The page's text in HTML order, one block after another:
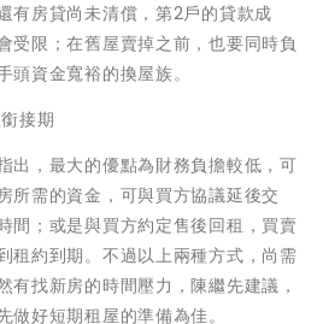
有房貸尚未清償，第2戶的貸款成
受限；在舊屋賣掉之前，也要同時負
資金寬裕的換屋族。
接期
出，最大的優點為財務負擔較低，可
所需的資金，可與買方協議延後交
間；或是與買方約定售後回租，買賣
租約到期。不過以上兩種方式，尚需
有找新房的時間壓力，陳繼先建議，
好短期租屋的準備為佳。